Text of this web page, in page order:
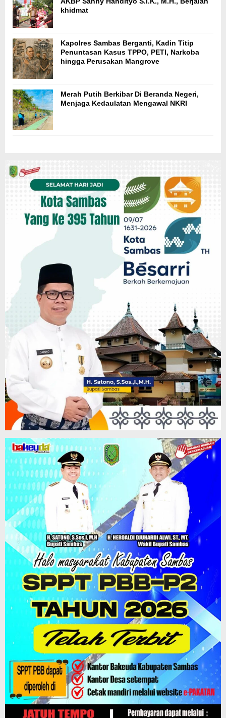
khidmat
Kapolres Sambas Berganti, Kadin Titip
Penuntasan Kasus TPPO, PETI, Narkoba
hingga Perusakan Mangrove
Merah Putih Berkibar Di Beranda Negeri,
Menjaga Kedaulatan Mengawal NKRI